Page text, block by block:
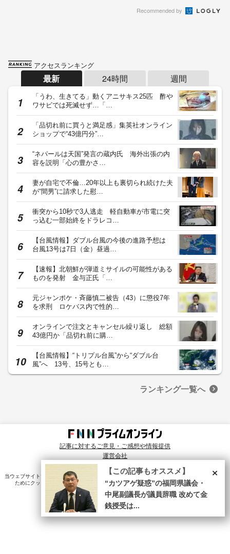
Recommended by
アクセスランキング
最新 24時間 週間
「うわ、生きてる」動くアニサキス25匹 酢や
ワサビでは死滅せず…「…
「品切れ前に買うと満足感」集英社オンライン
ショップで“43億円分”…
“ネパールは天国”発言の蔵内氏 海外出張の内
容を説明「心の豊かさ…
妻が自宅で不倫…20年以上も裏切られ続けた夫
が“間男”に請求した慰…
衝突から10秒で3人逃走 軽自動車が市電に突
っ込む一部始終をドラレコ…
【台風情報】ダブル台風の今後の進路予想は
台風13号は7日（金）昼過…
【速報】北朝鮮が弾道ミサイルの可能性がある
ものを発射 金与正氏「…
元ジャンポケ・斉藤慎二被告（43）に懲役7年
を求刑 ロケバス内で性的…
オンラインで注文とキャンセル繰り返し 総額
43億円か「品切れ前に購…
【台風情報】“トリプル台風”から“ダブル台
風”へ 13号、15号とも…
ランキング一覧へ
記事に対するご意見・ご感想や情報提供
運営会社
© Fuji News Network, Inc. All rights reserved.
当ウェブサイトでは、ユーザのニーズ・興味・関⼼に合致したコンテンツや広告配信を提供する
ためにクッキーを使⽤しています。詳細は、プライバシーポリシーをご確認ください。
×
【この記事もオススメ】
“カツアゲ疑惑”の福岡県議会・
中尾副議長が議員辞職 改めて金
銭授受は...